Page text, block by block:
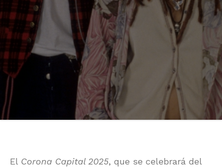
El Corona Capital 2025, que se celebrará del